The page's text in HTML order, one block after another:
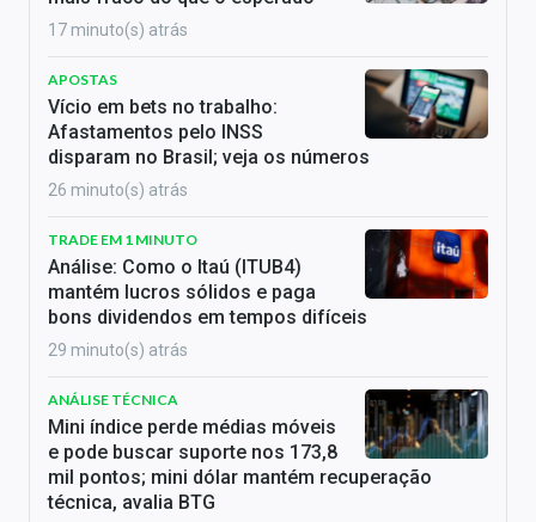
17 minuto(s) atrás
APOSTAS
Vício em bets no trabalho:
Afastamentos pelo INSS
disparam no Brasil; veja os números
26 minuto(s) atrás
TRADE EM 1 MINUTO
Análise: Como o Itaú (ITUB4)
mantém lucros sólidos e paga
bons dividendos em tempos difíceis
29 minuto(s) atrás
ANÁLISE TÉCNICA
Mini índice perde médias móveis
e pode buscar suporte nos 173,8
mil pontos; mini dólar mantém recuperação
técnica, avalia BTG